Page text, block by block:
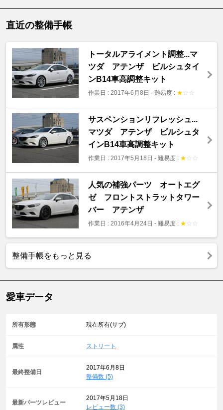
直近の整備手帳
トータルアライメント調整...マ
ツダ アテンザ ビルシュタイ
ンB14車高調整キット
作業日 : 2017年6月8日 - 難易度 : ★ ☆ ☆
サスペンションリフレッシュ...
マツダ アテンザ ビルシュタ
インB14車高調整キット
作業日 : 2017年5月18日 - 難易度 : ★ ☆ ☆
人気の補強パーツ オートエグ
ゼ フロントストラットタワー
バー アテンザ
作業日 : 2016年4月24日 - 難易度 : ★ ☆ ☆
整備手帳をもっと見る
愛車データ
所有形態 現在所有(サブ)
属性 ストリート
最終整備日
2017年6月8日
整備数 (5)
最新パーツレビュー
2017年5月18日
レビュー数 (3)